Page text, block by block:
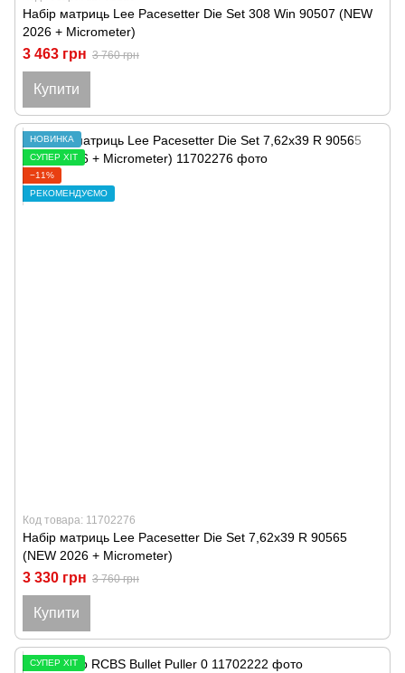
Набір матриць Lee Pacesetter Die Set 308 Win 90507 (NEW
2026 + Micrometer)
3 463 грн 3 760 грн
Купити
НОВИНКА
СУПЕР ХІТ
−11%
РЕКОМЕНДУЄМО
Код товара: 11702276
Набір матриць Lee Pacesetter Die Set 7,62x39 R 90565
(NEW 2026 + Micrometer)
3 330 грн 3 760 грн
Купити
СУПЕР ХІТ